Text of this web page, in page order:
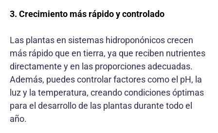
3. Crecimiento más rápido y controlado
Las plantas en sistemas hidroponónicos crecen
más rápido que en tierra, ya que reciben nutrientes
directamente y en las proporciones adecuadas.
Además, puedes controlar factores como el pH, la
luz y la temperatura, creando condiciones óptimas
para el desarrollo de las plantas durante todo el
año.